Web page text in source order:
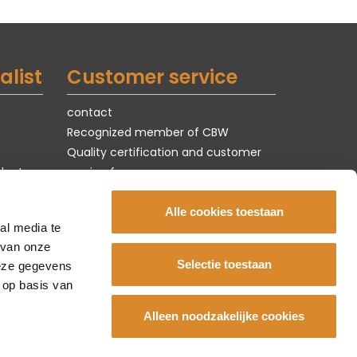
media te
onze
gegevens
basis van
Alle cookies toestaan
Selectie toestaan
Alleen noodzakelijke cookies
Customer service
contact
Recognized member of CBW
Quality certification and customer
service form
Terms of use & privacy